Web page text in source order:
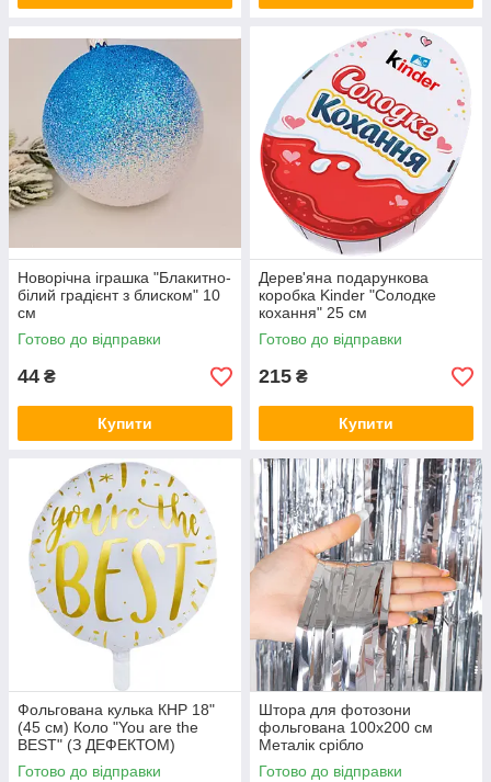
Новорічна іграшка "Блакитно-
білий градієнт з блиском" 10
см
Готово до відправки
44 ₴
Купити
Дерев'яна подарункова
коробка Kinder "Солодке
кохання" 25 см
Готово до відправки
215 ₴
Купити
Фольгована кулька КНР 18"
(45 см) Коло "You are the
BEST" (З ДЕФЕКТОМ)
Готово до відправки
Штора для фотозони
фольгована 100х200 см
Металік срібло
Готово до відправки